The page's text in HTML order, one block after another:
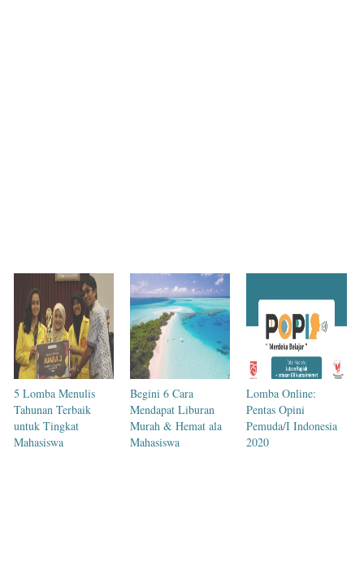
5 Lomba Menulis
Tahunan Terbaik
untuk Tingkat
Mahasiswa
Begini 6 Cara
Mendapat Liburan
Murah & Hemat ala
Mahasiswa
Lomba Online:
Pentas Opini
Pemuda/I Indonesia
2020